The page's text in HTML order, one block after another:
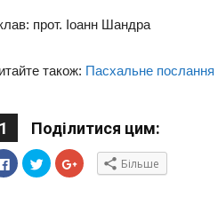
прот. Іоанн Шандра
також: Пасхальне
1 Поділитися цим:
Click
to
share
Click
to
share
Click
to Більше